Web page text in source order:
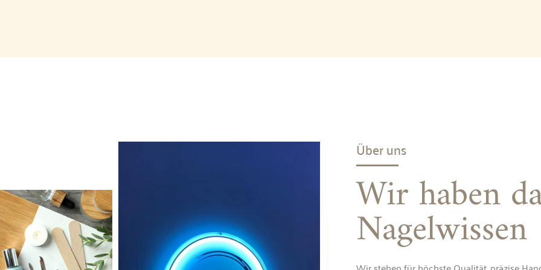
Über uns
Wir haben
Nagelwissen